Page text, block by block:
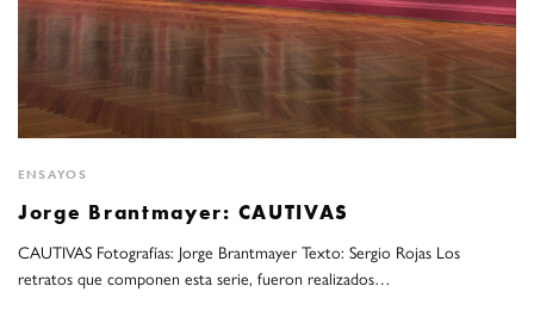
ENSAYOS
Jorge Brantmayer: CAUTIVAS
CAUTIVAS Fotografías: Jorge Brantmayer Texto: Sergio Rojas Los
retratos que componen esta serie, fueron realizados…